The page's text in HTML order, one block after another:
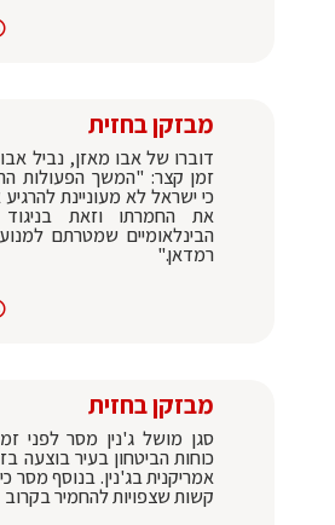
מבזקן בחזית
דוברו של אבו מאזן, נביל
זמן קצר: "המשך הפעולות
כי ישראל לא מעוניינת
את החמרתו וזאת
הבינלאומיים שמטרתם
רמדאן."
מבזקן בחזית
סגן מושל ג'נין מסר לפני
כוחות הביטחון בעיר בוצעה
אמריקנית בג'נין. בנוסף מסר
קשות שצפויות להחמיר בקרוב